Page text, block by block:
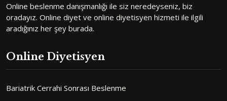
Online beslenme danışmanlığı ile siz neredeyseniz, biz
oradayız. Online diyet ve online diyetisyen hizmeti ile ilgili
aradığınız her şey burada.
Online Diyetisyen
Bariatrik Cerrahi Sonrası Beslenme